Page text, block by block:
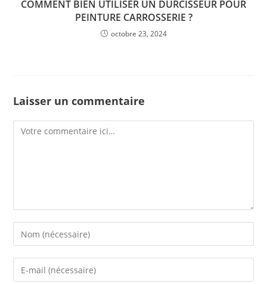
COMMENT BIEN UTILISER UN DURCISSEUR POUR
PEINTURE CARROSSERIE ?
octobre 23, 2024
Laisser un commentaire